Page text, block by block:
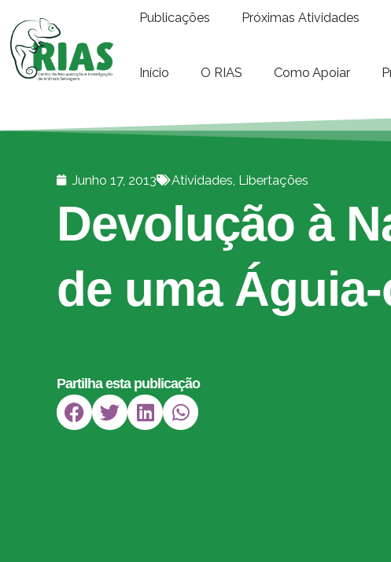
Publicações Próximas Atividades
Início O RIAS Como Apoiar
Junho 17, 2013 Atividades, Libertações
Devolução à
de uma
Partilha esta publicação